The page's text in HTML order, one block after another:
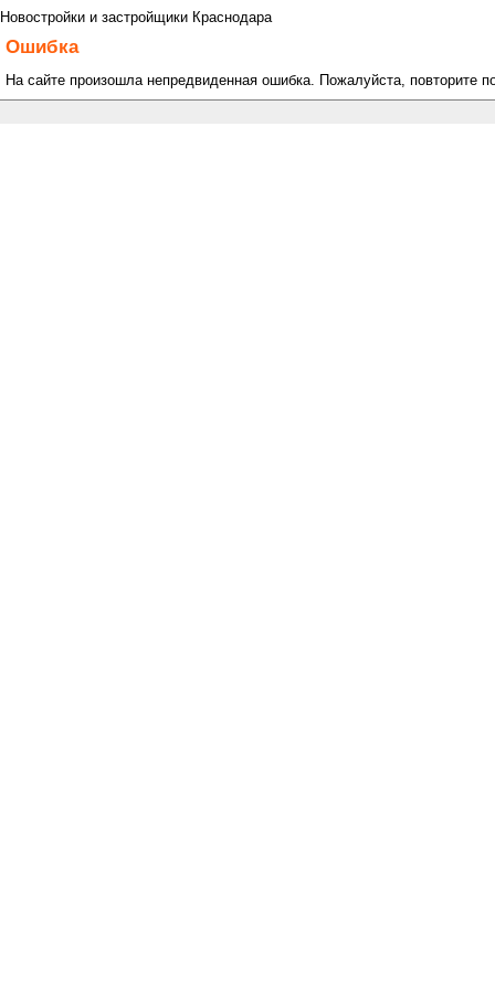
Новостройки и застройщики Краснодара
Ошибка
На сайте произошла непредвиденная ошибка. Пожалуйста, повторите